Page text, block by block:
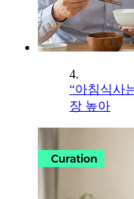
4.
“아침식사
장 높아